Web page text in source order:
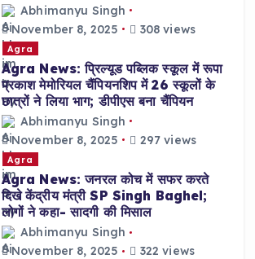
Abhimanyu Singh
November 8, 2025
308 views
Agra
Agra News: प्रिल्यूड पब्लिक स्कूल में रूपा
प्रकाश मेमोरियल चैंपियनशिप में 26 स्कूलों के
छात्रों ने लिया भाग; डीपीएस बना चैंपियन
Abhimanyu Singh
November 8, 2025
297 views
Agra
Agra News: जनरल कोच में सफर करते
दिखे केंद्रीय मंत्री SP Singh Baghel;
लोगों ने कहा- सादगी की मिसाल
Abhimanyu Singh
November 8, 2025
322 views